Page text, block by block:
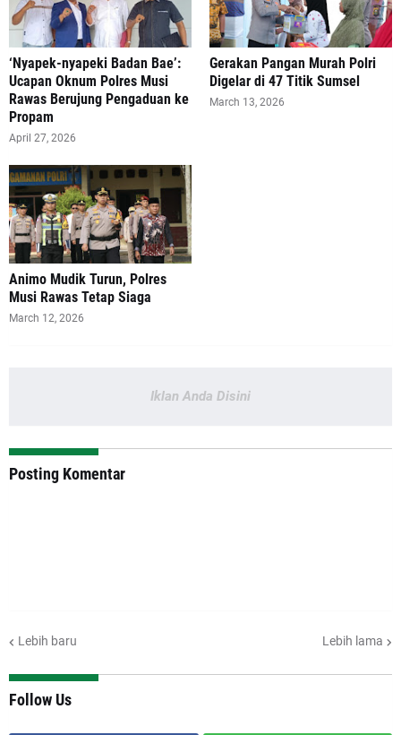
‘Nyapek-nyapeki Badan Bae’:
Ucapan Oknum Polres Musi
Rawas Berujung Pengaduan ke
Propam
April 27, 2026
Gerakan Pangan Murah Polri
Digelar di 47 Titik Sumsel
March 13, 2026
Animo Mudik Turun, Polres
Musi Rawas Tetap Siaga
March 12, 2026
Iklan Anda Disini
Posting Komentar
Lebih baru Lebih lama
Follow Us